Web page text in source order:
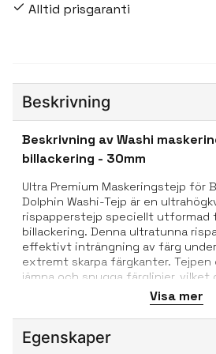
Alltid prisgaranti
Beskrivning
Beskrivning av Washi
billackering - 30mm
Ultra Premium Maskeringstejp för
Dolphin Washi-Tejp är en
rispapperstejp speciellt utformad
billackering. Denna ultratunna
effektivt inträngning av färg
extremt skarpa färgkanter.
jämna och snygga färglinjer, vilket
jämfört med andra lackeringstejper.
Denna tejp, som bygger på
tillverkningsmetoder, erbjuder
professionell billackering.
Visa mer
Egenskaper